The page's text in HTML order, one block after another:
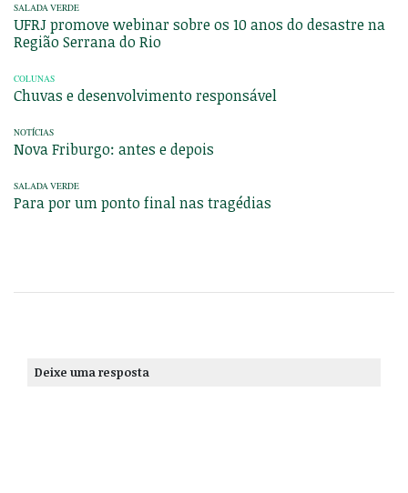
SALADA VERDE
UFRJ promove webinar sobre os 10 anos do desastre na
Região Serrana do Rio
COLUNAS
Chuvas e desenvolvimento responsável
NOTÍCIAS
Nova Friburgo: antes e depois
SALADA VERDE
Para por um ponto final nas tragédias
Deixe uma resposta